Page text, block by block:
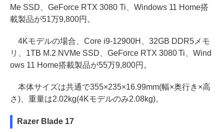
Me SSD、GeForce RTX 3080 Ti、Windows 11 Home搭
載製品が51万9,800円。
4Kモデルの場合、Core i9-12900H、32GB DDR5メモ
リ、1TB M.2 NVMe SSD、GeForce RTX 3080 Ti、Wind
ows 11 Home搭載製品が55万9,800円。
本体サイズは共通で355×235×16.99mm(幅×奥行き×高
さ)、重量は2.02kg(4Kモデルのみ2.08kg)。
Razer Blade 17